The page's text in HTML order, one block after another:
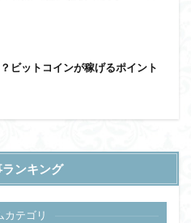
ビットコインが稼げるポイント
ランキング
カテゴリ